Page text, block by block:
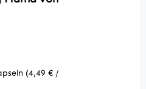
(4,49 € /